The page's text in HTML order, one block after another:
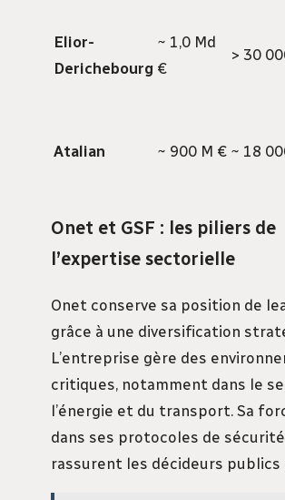
Elior-
Derichebourg
~ 1,0 Md
€
> 30
Atalian ~ 900 M € ~ 18
Onet et GSF : les piliers de
l’expertise sectorielle
Onet conserve sa position de
grâce à une diversification
L’entreprise gère des
critiques, notamment dans le
l’énergie et du transport. Sa
dans ses protocoles de
rassurent les décideurs publics